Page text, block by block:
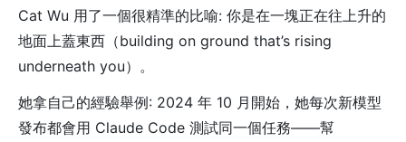
Cat Wu 用了一個很精準的比喻: 你是在一塊正在往上升的
地面上蓋東西（building on ground that’s rising
underneath you）。
她拿自己的經驗舉例: 2024 年 10 月開始，她每次新模型
發布都會用 Claude Code 測試同一個任務——幫